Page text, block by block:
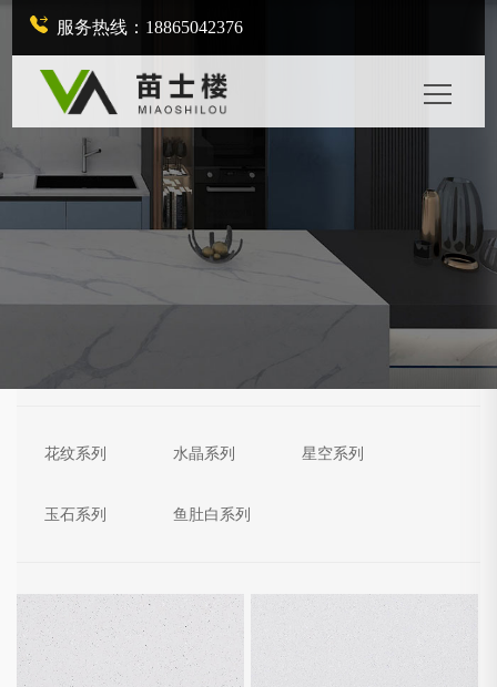
服务热线：18865042376
花纹系列 水晶系列 星空系列
玉石系列 鱼肚白系列